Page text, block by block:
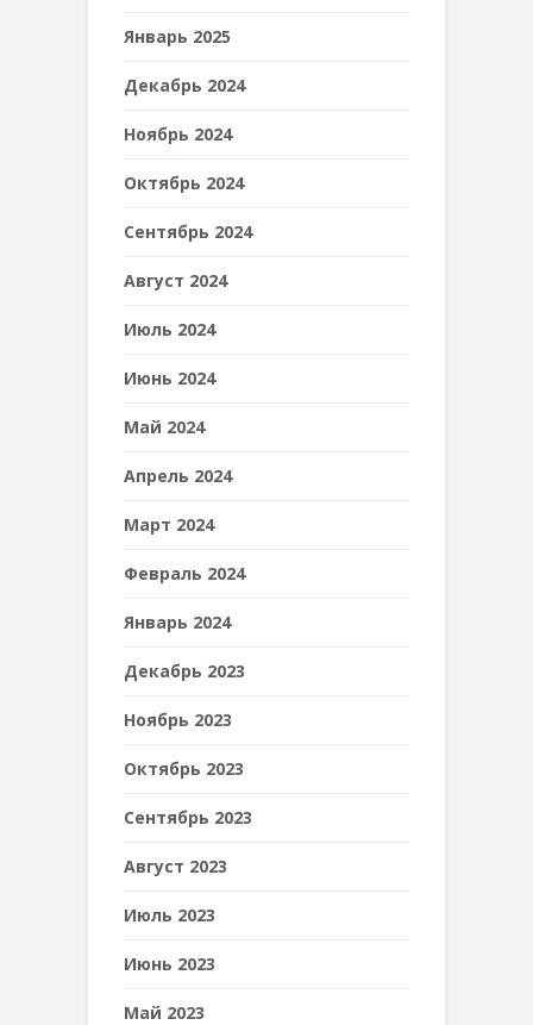
Январь 2025
Декабрь 2024
Ноябрь 2024
Октябрь 2024
Сентябрь 2024
Август 2024
Июль 2024
Июнь 2024
Май 2024
Апрель 2024
Март 2024
Февраль 2024
Январь 2024
Декабрь 2023
Ноябрь 2023
Октябрь 2023
Сентябрь 2023
Август 2023
Июль 2023
Июнь 2023
Май 2023